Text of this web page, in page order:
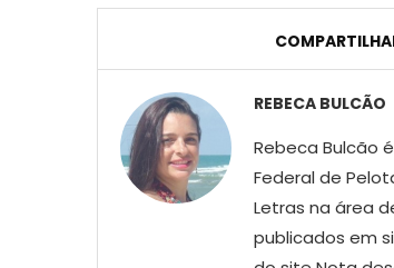
REBECA BULCÃO
Rebeca Bulcão
Federal de
Letras na área
publicados em